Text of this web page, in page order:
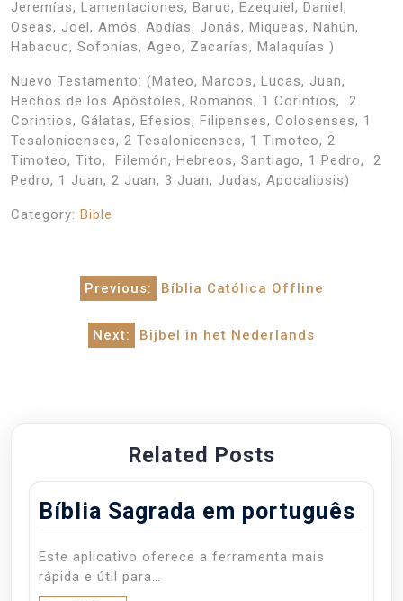
Jeremías, Lamentaciones, Baruc, Ezequiel, Daniel,
Oseas, Joel, Amós, Abdías, Jonás, Miqueas, Nahún,
Habacuc, Sofonías, Ageo, Zacarías, Malaquías )
Nuevo Testamento: (Mateo, Marcos, Lucas, Juan,
Hechos de los Apóstoles, Romanos, 1 Corintios, 2
Corintios, Gálatas, Efesios, Filipenses, Colosenses, 1
Tesalonicenses, 2 Tesalonicenses, 1 Timoteo, 2
Timoteo, Tito, Filemón, Hebreos, Santiago, 1 Pedro, 2
Pedro, 1 Juan, 2 Juan, 3 Juan, Judas, Apocalipsis)
Category: Bible
navigation
Previous: Bíblia Católica Offline
Next: Bijbel in het Nederlands
Related Posts
Bíblia Sagrada em português
Este aplicativo oferece a ferramenta mais
rápida e útil para…